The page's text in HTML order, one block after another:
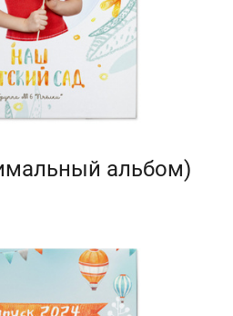
альбом)